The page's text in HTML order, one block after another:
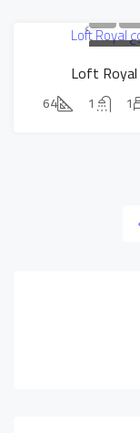
عرض حصري
1
1
64